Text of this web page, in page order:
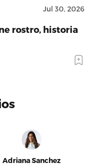
Jul 30, 2026
rostro, historia
Adriana Sanchez